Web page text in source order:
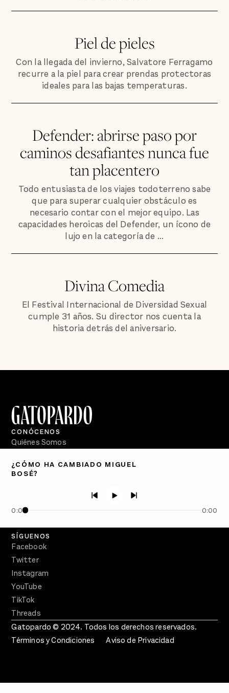
Piel de pieles
Con la llegada del invierno, Salvatore Ferragamo
recurre a la piel para crear prendas protectoras
ideales para las bajas temperaturas.
Defender: abrirse paso por
caminos desafiantes nunca fue
tan placentero
Todo entusiasta de los viajes todoterreno sabe
que para superar cualquier obstáculo es
necesario contar con el mejor equipo. Las
capacidades heroicas del Defender, un ícono de
lujo en la categoría de ...
Divina Comedia
El Festival Internacional de Diversidad Sexual
cumple 31 años. Su director nos cuenta la
historia detrás del aniversario.
¿CÓMO HA CAMBIADO MIGUEL
BOSÉ?
0:00 0:00
CONÓCENOS
Quiénes Somos
PÓDCASTS
Crecer en Distopía
SÍGUENOS
Facebook
Twitter
Instagram
YouTube
TikTok
Threads
Gatopardo © 2024. Todos los derechos reservados.
Términos y Condiciones
Aviso de Privacidad